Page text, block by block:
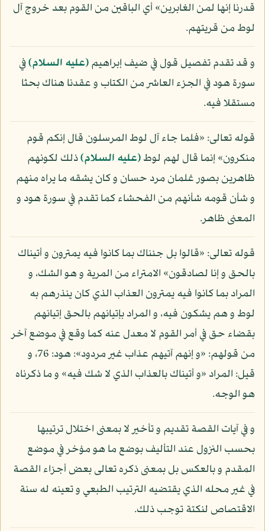
قدرنا إنها لمن الغابرين» أي الباقين من القوم بعد خروج آل
لوط من قريتهم.
و قد تقدم تفصيل قول في ضيف إبراهيم(عليه السلام)في
سورة هود في الجزء العاشر من الكتاب و عقدنا هناك بحثا
مستقلا فيه.
قوله تعالى: «فلما جاء آل لوط المرسلون قال إنكم قوم
منكرون» إنما قال لهم لوط(عليه السلام)ذلك لكونهم
ظاهرين بصور غلمان مرد حسان و كان يشقه ما يراه منهم
و شأن قومه شأنهم من الفحشاء كما تقدم في سورة هود و
المعنى ظاهر.
قوله تعالى: «قالوا بل جئناك بما كانوا فيه يمترون و أتيناك
بالحق و إنا لصادقون» الامتراء من المرية و هو الشك، و
المراد بما كانوا فيه يمترون العذاب الذي كان ينذرهم به
لوط و هم يشكون فيه، و المراد بإتيانهم بالحق إتيانهم
بقضاء حق في أمر القوم لا معدل عنه كما وقع في موضع آخر
من قولهم: «و إنهم آتيهم عذاب غير مردود»: هود: 76، و
قيل: المراد «و أتيناك بالعذاب الذي لا شك فيه» و ما ذكرناه
هو الوجه.
و في آيات القصة تقديم و تأخير لا بمعنى اختلال ترتيبها
بحسب النزول عند التأليف بوضع ما هو مؤخر في موضع
المقدم و بالعكس بل بمعنى ذكره تعالى بعض أجزاء القصة
في غير محله الذي يقتضيه الترتيب الطبعي و تعينه له سنة
الاقتصاص لنكتة توجب ذلك.